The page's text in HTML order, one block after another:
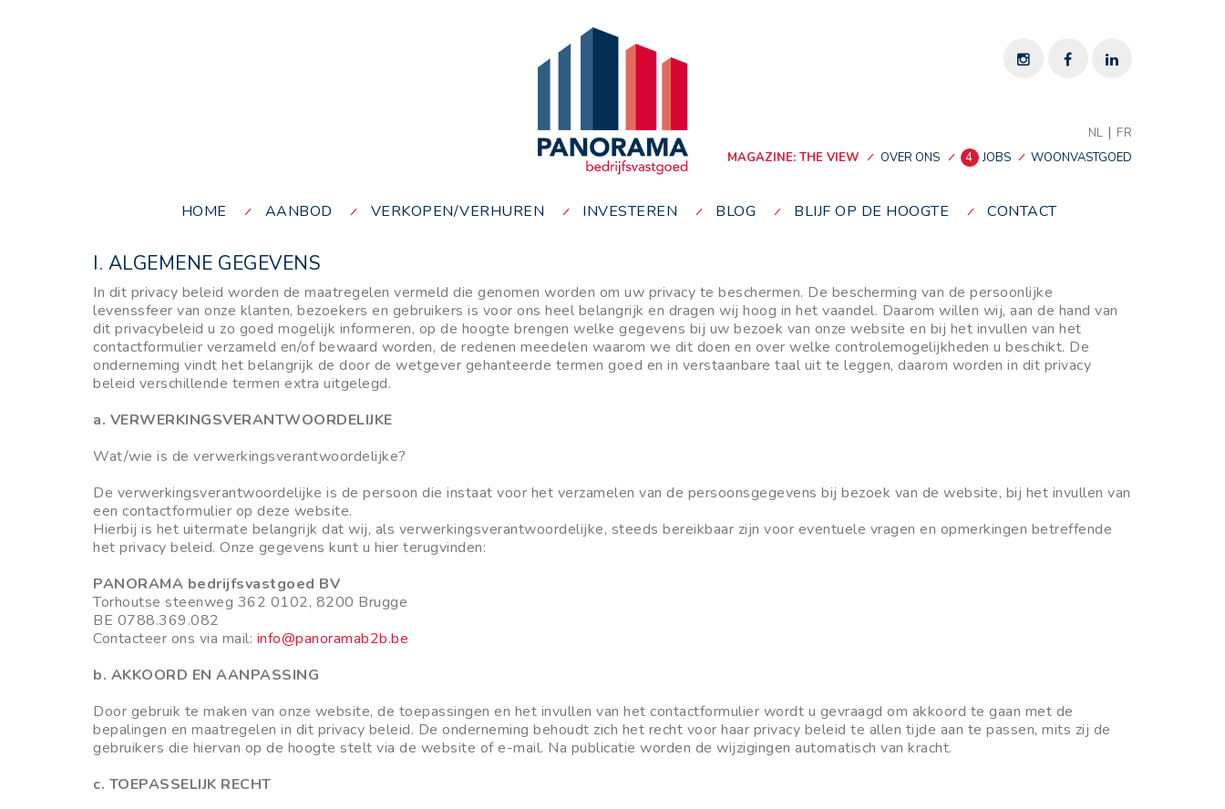
NL | FR
MAGAZINE: THE VIEW
OVER ONS 4 JOBS WOONVASTGOED
HOME AANBOD VERKOPEN/VERHUREN INVESTEREN BLOG BLIJF OP DE HOOGTE CONTACT
I. ALGEMENE GEGEVENS
In dit privacy beleid worden de maatregelen vermeld die genomen worden om uw privacy te beschermen. De bescherming van de persoonlijke
levenssfeer van onze klanten, bezoekers en gebruikers is voor ons heel belangrijk en dragen wij hoog in het vaandel. Daarom willen wij, aan de hand van
dit privacybeleid u zo goed mogelijk informeren, op de hoogte brengen welke gegevens bij uw bezoek van onze website en bij het invullen van het
contactformulier verzameld en/of bewaard worden, de redenen meedelen waarom we dit doen en over welke controlemogelijkheden u beschikt. De
onderneming vindt het belangrijk de door de wetgever gehanteerde termen goed en in verstaanbare taal uit te leggen, daarom worden in dit privacy
beleid verschillende termen extra uitgelegd.
a. VERWERKINGSVERANTWOORDELIJKE
Wat/wie is de verwerkingsverantwoordelijke?
De verwerkingsverantwoordelijke is de persoon die instaat voor het verzamelen van de persoonsgegevens bij bezoek van de website, bij het invullen van
een contactformulier op deze website.
Hierbij is het uitermate belangrijk dat wij, als verwerkingsverantwoordelijke, steeds bereikbaar zijn voor eventuele vragen en opmerkingen betreffende
het privacy beleid. Onze gegevens kunt u hier terugvinden:
PANORAMA bedrijfsvastgoed BV
Torhoutse steenweg 362 0102, 8200 Brugge
BE 0788.369.082
Contacteer ons via mail: info@panoramab2b.be
b. AKKOORD EN AANPASSING
Door gebruik te maken van onze website, de toepassingen en het invullen van het contactformulier wordt u gevraagd om akkoord te gaan met de
bepalingen en maatregelen in dit privacy beleid. De onderneming behoudt zich het recht voor haar privacy beleid te allen tijde aan te passen, mits zij de
gebruikers die hiervan op de hoogte stelt via de website of e-mail. Na publicatie worden de wijzigingen automatisch van kracht.
c. TOEPASSELIJK RECHT